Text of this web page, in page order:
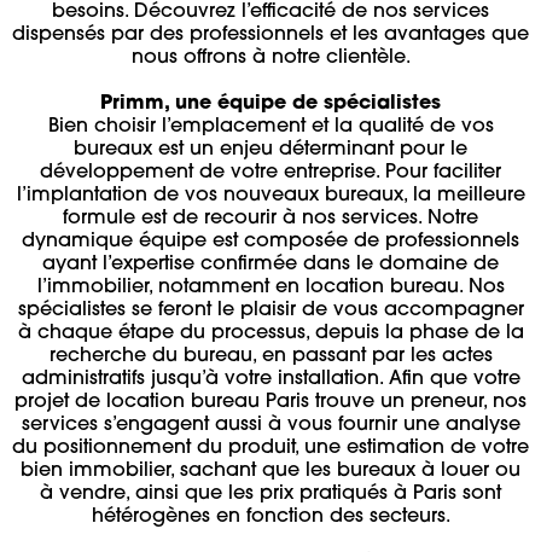
besoins. Découvrez l’efficacité de nos services
dispensés par des professionnels et les avantages que
nous offrons à notre clientèle.
Primm, une équipe de spécialistes
Bien choisir l’emplacement et la qualité de vos
bureaux est un enjeu déterminant pour le
développement de votre entreprise. Pour faciliter
l’implantation de vos nouveaux bureaux, la meilleure
formule est de recourir à nos services. Notre
dynamique équipe est composée de professionnels
ayant l’expertise confirmée dans le domaine de
l’immobilier, notamment en location bureau. Nos
spécialistes se feront le plaisir de vous accompagner
à chaque étape du processus, depuis la phase de la
recherche du bureau, en passant par les actes
administratifs jusqu’à votre installation. Afin que votre
projet de location bureau Paris trouve un preneur, nos
services s’engagent aussi à vous fournir une analyse
du positionnement du produit, une estimation de votre
bien immobilier, sachant que les bureaux à louer ou
à vendre, ainsi que les prix pratiqués à Paris sont
hétérogènes en fonction des secteurs.